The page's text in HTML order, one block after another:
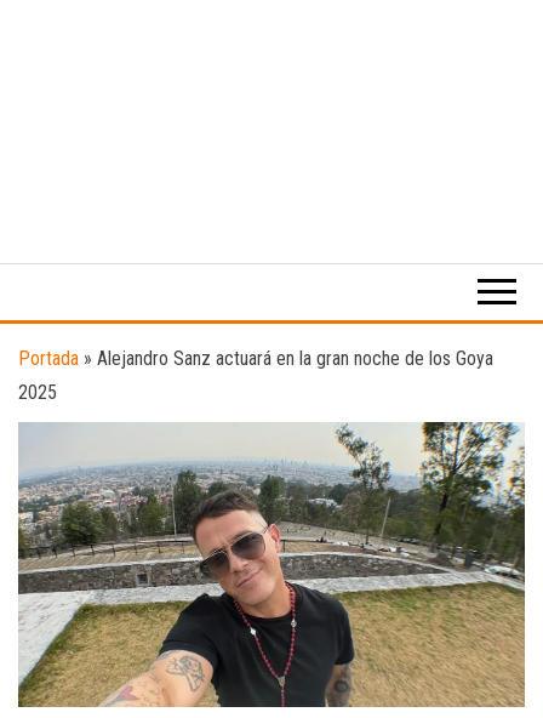
digital
el
deporte y
música.
Portada » Alejandro Sanz actuará en la gran noche de los Goya
2025